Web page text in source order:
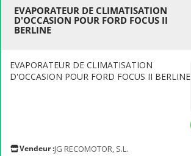
EVAPORATEUR DE CLIMATISATION
D'OCCASION POUR FORD FOCUS II
BERLINE
EVAPORATEUR DE CLIMATISATION
D'OCCASION POUR FORD FOCUS II BERLINE
Vendeur :JG RECOMOTOR, S.L.